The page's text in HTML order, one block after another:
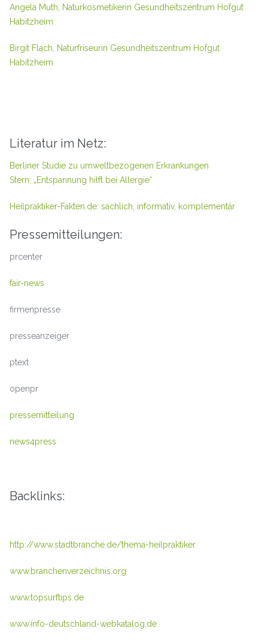
Angela Muth, Naturkosmetikerin Gesundheitszentrum Hofgut
Habitzheim
Birgit Flach, Naturfriseurin Gesundheitszentrum Hofgut
Habitzheim
Literatur im Netz:
Berliner Studie zu umweltbezogenen Erkrankungen
Stern: „Entspannung hilft bei Allergie“
Heilpraktiker-Fakten.de: sachlich, informativ, komplementär
Pressemitteilungen:
prcenter
fair-news
firmenpresse
presseanzeiger
ptext
openpr
pressemitteilung
news4press
Backlinks:
http://www.stadtbranche.de/thema-heilpraktiker
www.branchenverzeichnis.org
www.topsurftips.de
www.info-deutschland-webkatalog.de